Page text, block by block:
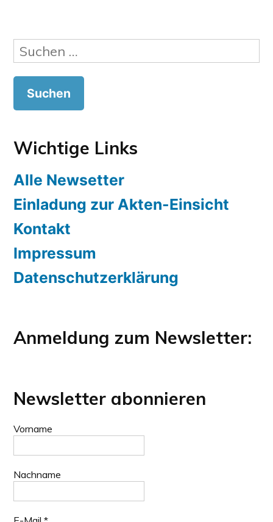
Suchen
nach:
Wichtige Links
Alle Newsetter
Einladung zur Akten-Einsicht
Kontakt
Impressum
Datenschutzerklärung
Anmeldung zum Newsletter:
Newsletter abonnieren
Vorname
Nachname